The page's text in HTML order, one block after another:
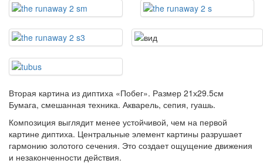
Вторая картина из диптиха «Побег». Размер 21х29.5см
Бумага, смешанная техника. Акварель, сепия, гуашь.
Композиция выглядит менее устойчивой, чем на первой
картине диптиха. Центральные элемент картины разрушает
гармонию золотого сечения. Это создает ощущение движения
и незаконченности действия.